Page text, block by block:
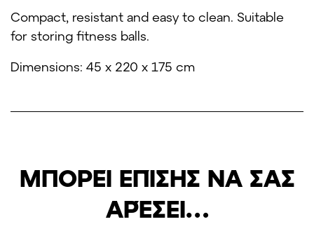
Compact, resistant and easy to clean. Suitable
for storing fitness balls.
Dimensions: 45 x 220 x 175 cm
ΜΠΟΡΕΊ ΕΠΊΣΗΣ ΝΑ ΣΑΣ
ΑΡΈΣΕΙ…